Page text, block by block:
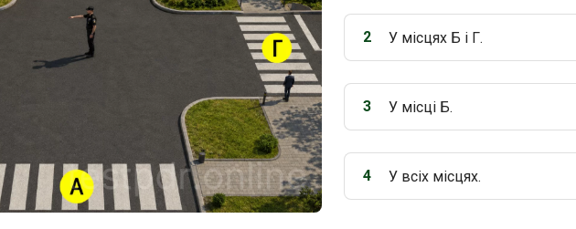
Варіант 2:
2 У місцях Б і Г.
Варіант 3:
3 У місці Б.
Варіант 4:
4 У всіх місцях.